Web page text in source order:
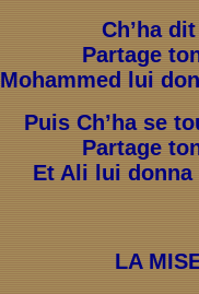
Ch’ha
Partage
Mohammed lui
Puis Ch’ha se
Partage
Et Ali lui
LA